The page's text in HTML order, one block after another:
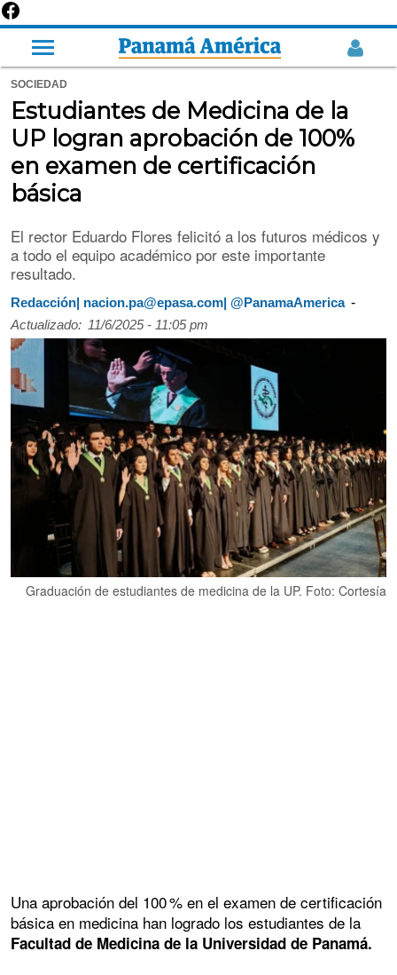
SOCIEDAD
Estudiantes de Medicina de la
UP logran aprobación de 100%
en examen de certificación
básica
El rector Eduardo Flores felicitó a los futuros médicos y
a todo el equipo académico por este importante
resultado.
Redacción| nacion.pa@epasa.com| @PanamaAmerica -
Actualizado: 11/6/2025 - 11:05 pm
Graduación de estudiantes de medicina de la UP. Foto: Cortesía
Una aprobación del 100 % en el examen de certificación
básica en medicina han logrado los estudiantes de la
Facultad de Medicina de la Universidad de Panamá.